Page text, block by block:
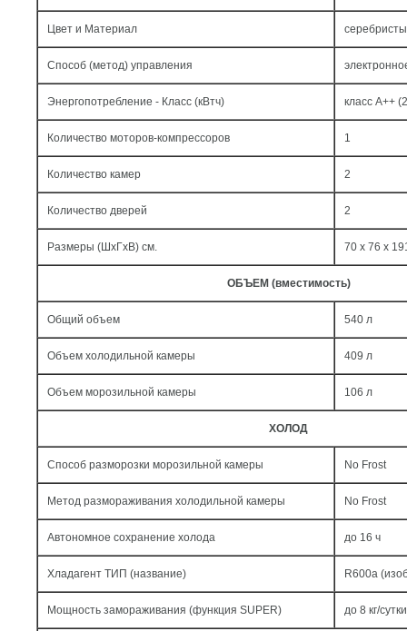
Цвет и Материал
Способ (метод) управления
Энергопотребление - Класс (кВтч) класс A++
Количество моторов-компрессоров 1
Количество камер 2
Количество дверей 2
Размеры (ШxГxВ) см. 70 x 76 x
ОБЪЕМ (вместимость)
Общий объем 540 л
Объем холодильной камеры 409 л
Объем морозильной камеры 106 л
ХОЛОД
Способ разморозки морозильной камеры No Frost
Метод размораживания холодильной камеры No Frost
Автономное сохранение холода до 16 ч
Хладагент ТИП (название) R600a
Мощность замораживания (функция SUPER) до 8 кг/cутки